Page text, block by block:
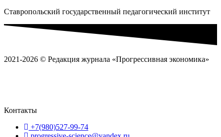
Ставропольский государственный педагогический институт
2021-2026 © Редакция журнала «Прогрессивная экономика»
Контакты
+7(980)527-99-74